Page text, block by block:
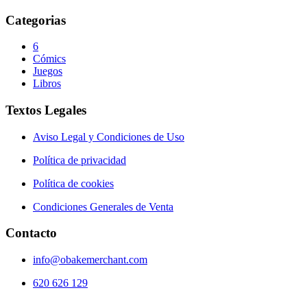
Categorias
6
Cómics
Juegos
Libros
Textos Legales
Aviso Legal y Condiciones de Uso
Política de privacidad
Política de cookies
Condiciones Generales de Venta
Contacto
info@obakemerchant.com
620 626 129